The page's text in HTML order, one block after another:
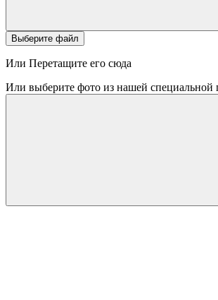
Выберите файл
Или Перетащите его сюда
Или выберите фото из нашей специальной